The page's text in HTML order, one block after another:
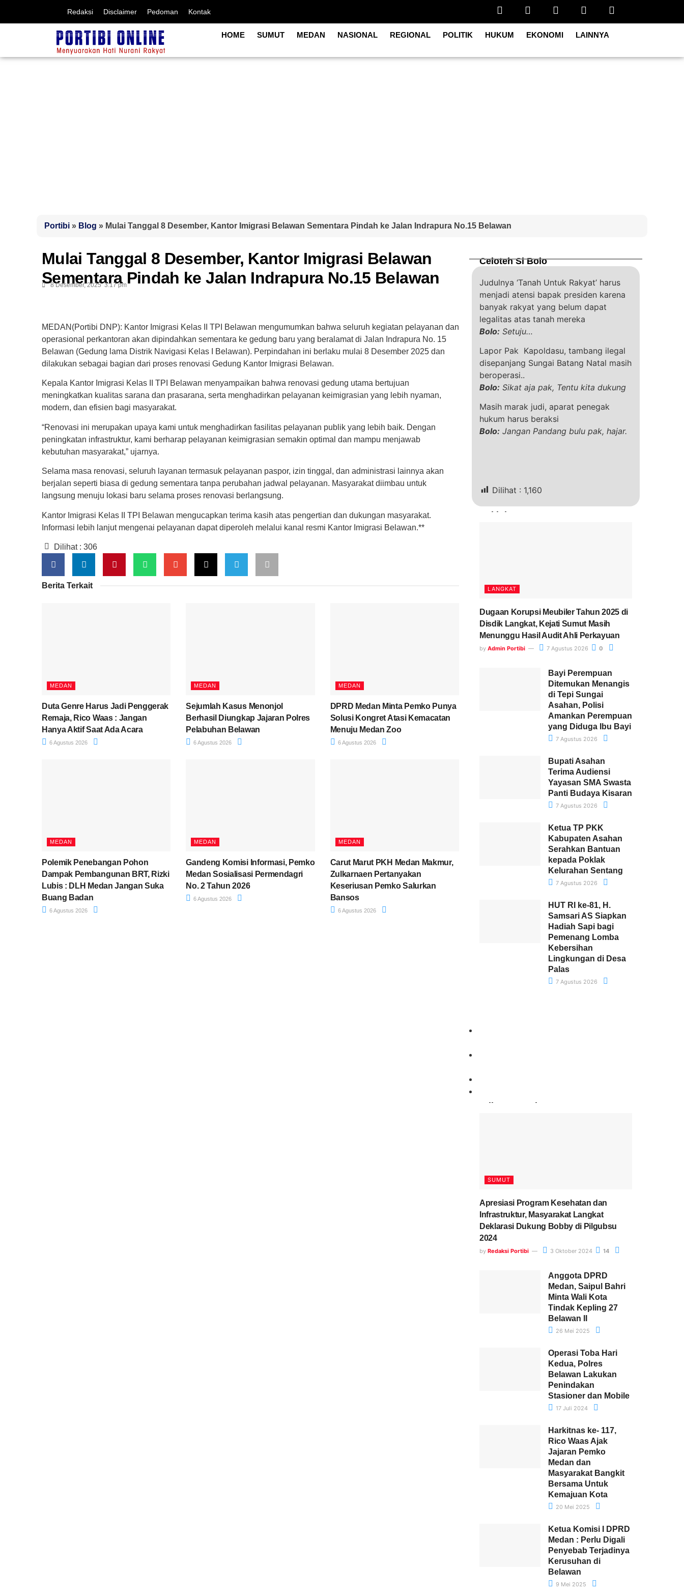
Redaksi Disclaimer Pedoman Kontak
HOME SUMUT MEDAN NASIONAL REGIONAL POLITIK HUKUM EKONOMI LAINNYA
Portibi » Blog » Mulai Tanggal 8 Desember, Kantor Imigrasi Belawan Sementara Pindah ke Jalan Indrapura No.15 Belawan
Mulai Tanggal 8 Desember, Kantor Imigrasi Belawan
Sementara Pindah ke Jalan Indrapura No.15 Belawan
8 Desember, 2025 3:17 pm
MEDAN(Portibi DNP): Kantor Imigrasi Kelas II TPI Belawan mengumumkan bahwa seluruh kegiatan pelayanan dan
operasional perkantoran akan dipindahkan sementara ke gedung baru yang beralamat di Jalan Indrapura No. 15
Belawan (Gedung lama Distrik Navigasi Kelas I Belawan). Perpindahan ini berlaku mulai 8 Desember 2025 dan
dilakukan sebagai bagian dari proses renovasi Gedung Kantor Imigrasi Belawan.
Kepala Kantor Imigrasi Kelas II TPI Belawan menyampaikan bahwa renovasi gedung utama bertujuan
meningkatkan kualitas sarana dan prasarana, serta menghadirkan pelayanan keimigrasian yang lebih nyaman,
modern, dan efisien bagi masyarakat.
“Renovasi ini merupakan upaya kami untuk menghadirkan fasilitas pelayanan publik yang lebih baik. Dengan
peningkatan infrastruktur, kami berharap pelayanan keimigrasian semakin optimal dan mampu menjawab
kebutuhan masyarakat,” ujarnya.
Selama masa renovasi, seluruh layanan termasuk pelayanan paspor, izin tinggal, dan administrasi lainnya akan
berjalan seperti biasa di gedung sementara tanpa perubahan jadwal pelayanan. Masyarakat diimbau untuk
langsung menuju lokasi baru selama proses renovasi berlangsung.
Kantor Imigrasi Kelas II TPI Belawan mengucapkan terima kasih atas pengertian dan dukungan masyarakat.
Informasi lebih lanjut mengenai pelayanan dapat diperoleh melalui kanal resmi Kantor Imigrasi Belawan.**
Dilihat : 306
Berita Terkait
MEDAN
Duta Genre Harus Jadi Penggerak
Remaja, Rico Waas : Jangan
Hanya Aktif Saat Ada Acara
6 Agustus 2026
MEDAN
Sejumlah Kasus Menonjol
Berhasil Diungkap Jajaran Polres
Pelabuhan Belawan
6 Agustus 2026
MEDAN
DPRD Medan Minta Pemko Punya
Solusi Kongret Atasi Kemacatan
Menuju Medan Zoo
6 Agustus 2026
MEDAN
Polemik Penebangan Pohon
Dampak Pembangunan BRT, Rizki
Lubis : DLH Medan Jangan Suka
Buang Badan
6 Agustus 2026
MEDAN
Gandeng Komisi Informasi, Pemko
Medan Sosialisasi Permendagri
No. 2 Tahun 2026
6 Agustus 2026
MEDAN
Carut Marut PKH Medan Makmur,
Zulkarnaen Pertanyakan
Keseriusan Pemko Salurkan
Bansos
6 Agustus 2026
Celoteh Si Bolo
Judulnya ‘Tanah Untuk Rakyat’ harus
menjadi atensi bapak presiden karena
banyak rakyat yang belum dapat
legalitas atas tanah mereka
Bolo: Setuju…
Lapor Pak Kapoldasu, tambang ilegal
disepanjang Sungai Batang Natal masih
beroperasi..
Bolo: Sikat aja pak, Tentu kita dukung
Masih marak judi, aparat penegak
hukum harus beraksi
Bolo: Jangan Pandang bulu pak, hajar.
Dilihat : 1,160
Terkini
LANGKAT
Dugaan Korupsi Meubiler Tahun 2025 di
Disdik Langkat, Kejati Sumut Masih
Menunggu Hasil Audit Ahli Perkayuan
by Admin Portibi 7 Agustus 2026 0
Bayi Perempuan
Ditemukan Menangis
di Tepi Sungai
Asahan, Polisi
Amankan Perempuan
yang Diduga Ibu Bayi
7 Agustus 2026
Bupati Asahan
Terima Audiensi
Yayasan SMA Swasta
Panti Budaya Kisaran
7 Agustus 2026
Ketua TP PKK
Kabupaten Asahan
Serahkan Bantuan
kepada Poklak
Kelurahan Sentang
7 Agustus 2026
HUT RI ke-81, H.
Samsari AS Siapkan
Hadiah Sapi bagi
Pemenang Lomba
Kebersihan
Lingkungan di Desa
Palas
7 Agustus 2026
Paling Banyak Komentar
SUMUT
Apresiasi Program Kesehatan dan
Infrastruktur, Masyarakat Langkat
Deklarasi Dukung Bobby di Pilgubsu
2024
by Redaksi Portibi 3 Oktober 2024 14
Anggota DPRD
Medan, Saipul Bahri
Minta Wali Kota
Tindak Kepling 27
Belawan II
26 Mei 2025
Operasi Toba Hari
Kedua, Polres
Belawan Lakukan
Penindakan
Stasioner dan Mobile
17 Juli 2024
Harkitnas ke- 117,
Rico Waas Ajak
Jajaran Pemko
Medan dan
Masyarakat Bangkit
Bersama Untuk
Kemajuan Kota
20 Mei 2025
Ketua Komisi I DPRD
Medan : Perlu Digali
Penyebab Terjadinya
Kerusuhan di
Belawan
9 Mei 2025